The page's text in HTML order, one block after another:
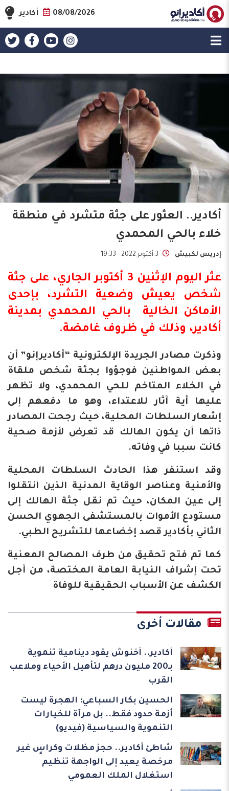
08/08/2026 أكادير
أكادير.. العثور على جثة متشرد في منطقة
خلاء بالحي المحمدي
إدريس لكبيش 3 أكتوبر 2022 - 19:33
عثر اليوم الإثنين 3 أكتوبر الجاري، على
جثة
شخص يعيش وضعية التشرد، بإحدى
الأماكن الخالية بالحي المحمدي بمدينة
أكادير، وذلك في ظروف غامضة.
وذكرت مصادر الجريدة الإلكترونية “أكاديرإنو” أن
بعض المواطنين فوجؤوا بجثة شخص ملقاة
في الخلاء المتاخم للحي المحمدي، ولا تظهر
عليها أية آثار للاعتداء، وهو ما دفعهم إلى
إشعار السلطات المحلية، حيث رجحت المصادر
ذاتها أن يكون الهالك قد تعرض لأزمة صحية
كانت سببا في وفاته.
وقد استنفر هذا الحادث السلطات المحلية
والأمنية وعناصر الوقاية المدنية الذين انتقلوا
إلى عين المكان، حيث تم نقل جثة الهالك إلى
مستودع الأموات بالمستشفى الجهوي الحسن
الثاني بأكادير قصد إخضاعها للتشريح الطبي.
كما تم فتح تحقيق من طرف المصالح المعنية
تحت إشراف النيابة العامة المختصة، من أجل
الكشف عن الأسباب الحقيقية للوفاة
مقالات أخرى
أكادير.. أخنوش يقود دينامية تنموية
بـ200 مليون درهم لتأهيل الأحياء وملاعب
القرب
الحسين بكار السباعي: الهجرة ليست
أزمة حدود فقط.. بل مرآة للخيارات
التنموية والسياسية (فيديو)
شاطئ أكادير.. حجز مظلات وكراسٍ غير
مرخصة يعيد إلى الواجهة تنظيم
استغلال الملك العمومي